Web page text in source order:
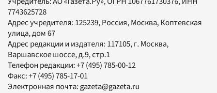
7743625728
Адрес учредителя: 125239, Россия, Москва, Коптевская
улица, дом 67
Адрес редакции и издателя: 117105, г. Москва,
Варшавское шоссе, д.9, стр.1
Телефон редакции:+7 (495) 785-00-12
Факс:+7 (495) 785-17-01
Электронная почта:gazeta@gazeta.ru